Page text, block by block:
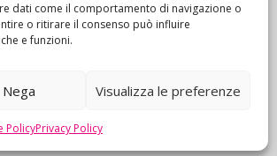
dati come il comportamento di navigazione o
o ritirare il consenso può influire
e funzioni.
Nega Visualizza le preferenze
PolicyPrivacy Policy
Siamo pronti a
navigare “contro